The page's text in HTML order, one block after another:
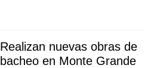
Realizan nuevas obras de
bacheo en Monte Grande